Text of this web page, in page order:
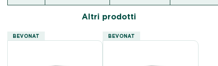
Altri prodotti
BEVONAT BEVONAT